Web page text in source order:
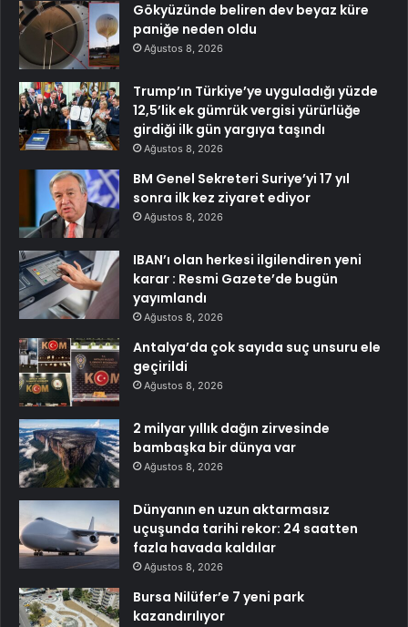
Gökyüzünde beliren dev beyaz küre
paniğe neden oldu
Ağustos 8, 2026
Trump’ın Türkiye’ye uyguladığı yüzde
12,5’lik ek gümrük vergisi yürürlüğe
girdiği ilk gün yargıya taşındı
Ağustos 8, 2026
BM Genel Sekreteri Suriye’yi 17 yıl
sonra ilk kez ziyaret ediyor
Ağustos 8, 2026
IBAN’ı olan herkesi ilgilendiren yeni
karar : Resmi Gazete’de bugün
yayımlandı
Ağustos 8, 2026
Antalya’da çok sayıda suç unsuru ele
geçirildi
Ağustos 8, 2026
2 milyar yıllık dağın zirvesinde
bambaşka bir dünya var
Ağustos 8, 2026
Dünyanın en uzun aktarmasız
uçuşunda tarihi rekor: 24 saatten
fazla havada kaldılar
Ağustos 8, 2026
Bursa Nilüfer’e 7 yeni park
kazandırılıyor